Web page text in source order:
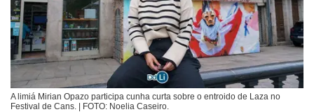
A limiá Mirian Opazo participa cunha curta sobre o entroido de Laza no
Festival de Cans. | FOTO: Noelia Caseiro.